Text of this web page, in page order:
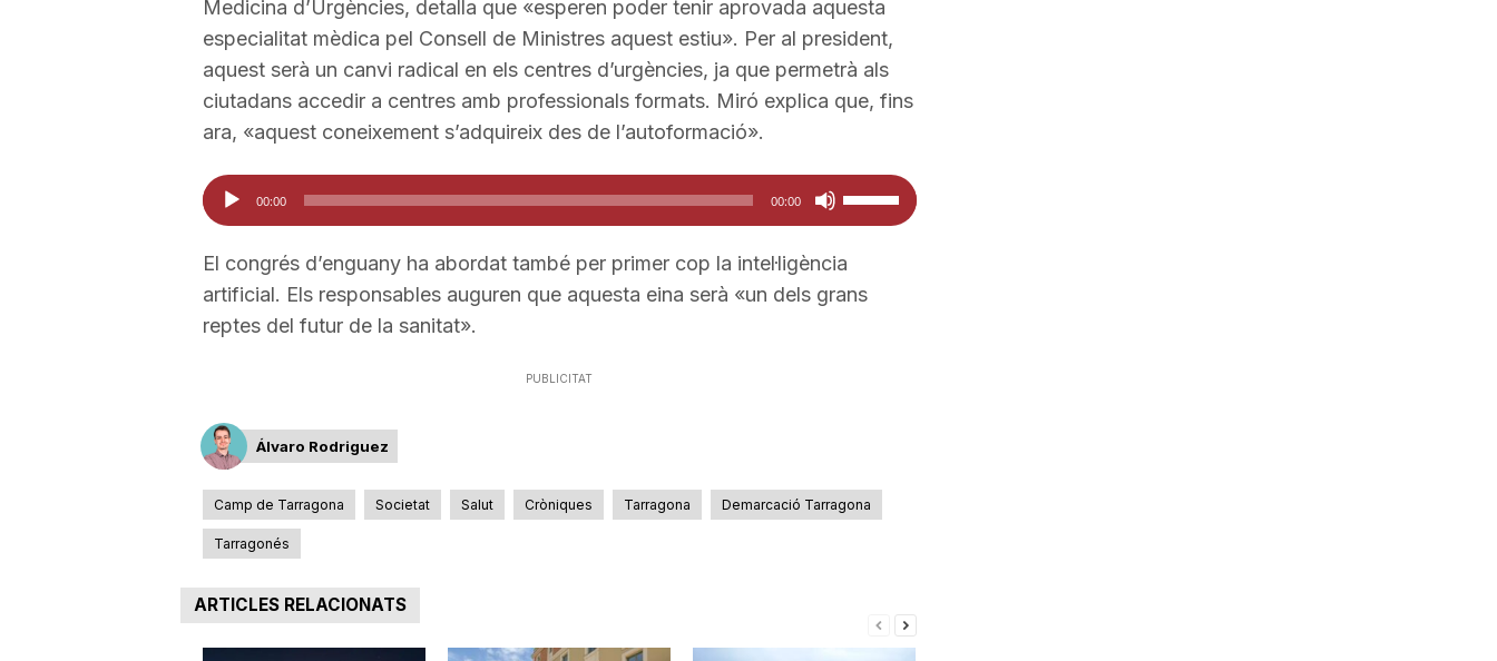
a
Medicina d’Urgències, detalla que «esperen poder tenir aprovada aquesta
especialitat mèdica pel Consell de Ministres aquest estiu». Per al president,
aquest serà un canvi radical en els centres d’urgències, ja que permetrà als
ciutadans accedir a centres amb professionals formats. Miró explica que, fins
ara, «aquest coneixement s’adquireix des de l’autoformació».
Reproductor
d'àudio
00:00 00:00
Feu
servir
les
tecles
a
El congrés d’enguany ha abordat també per primer cop la intel·ligència
artificial. Els responsables auguren que aquesta eina serà «un dels grans
reptes del futur de la sanitat».
PUBLICITAT
Álvaro Rodriguez
Camp de Tarragona Societat Salut Cròniques Tarragona Demarcació Tarragona
Tarragonés
ARTICLES RELACIONATS